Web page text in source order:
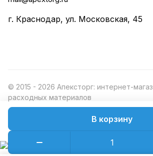
В корзину
г. Краснодар, ул. Московская, 45
© 2015 - 2026 Апексторг: интернет-
расходных материалов